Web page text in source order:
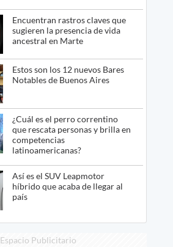
Encuentran rastros claves que
sugieren la presencia de vida
ancestral en Marte
Estos son los 12 nuevos Bares
Notables de Buenos Aires
¿Cuál es el perro correntino
que rescata personas y brilla en
competencias
latinoamericanas?
Así es el SUV Leapmotor
híbrido que acaba de llegar al
país
Espacio Publicitario